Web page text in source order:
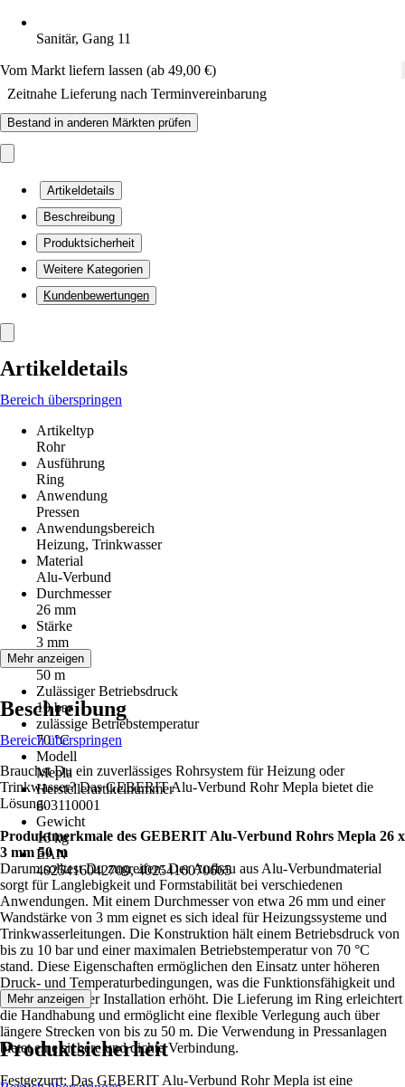
Sanitär, Gang 11
Vom Markt liefern lassen (ab 49,00 €)
Zeitnahe Lieferung nach Terminvereinbarung
Bestand in anderen Märkten prüfen
Artikeldetails
Beschreibung
Produktsicherheit
Weitere Kategorien
Kundenbewertungen
Artikeldetails
Bereich überspringen
Artikeltyp
Rohr
Ausführung
Ring
Anwendung
Pressen
Anwendungsbereich
Heizung, Trinkwasser
Material
Alu-Verbund
Durchmesser
26 mm
Stärke
3 mm
Länge
50 m
Zulässiger Betriebsdruck
10 bar
zulässige Betriebstemperatur
70 °C
Modell
Mepla
Herstellerartikelnummer
603110001
Gewicht
16 kg
EAN
4025416042709, 4025416070665
Mehr anzeigen
Beschreibung
Bereich überspringen
Brauchst Du ein zuverlässiges Rohrsystem für Heizung oder
Trinkwasser? Das GEBERIT Alu-Verbund Rohr Mepla bietet die
Lösung.
Produktmerkmale des GEBERIT Alu-Verbund Rohrs Mepla 26 x
3 mm 50 m
Darum solltest Du zugreifen: Der Aufbau aus Alu-Verbundmaterial
sorgt für Langlebigkeit und Formstabilität bei verschiedenen
Anwendungen. Mit einem Durchmesser von etwa 26 mm und einer
Wandstärke von 3 mm eignet es sich ideal für Heizungssysteme und
Trinkwasserleitungen. Die Konstruktion hält einem Betriebsdruck von
bis zu 10 bar und einer maximalen Betriebstemperatur von 70 °C
stand. Diese Eigenschaften ermöglichen den Einsatz unter höheren
Druck- und Temperaturbedingungen, was die Funktionsfähigkeit und
Sicherheit bei der Installation erhöht. Die Lieferung im Ring erleichtert
die Handhabung und ermöglicht eine flexible Verlegung auch über
längere Strecken von bis zu 50 m. Die Verwendung in Pressanlagen
bietet eine sichere und dichte Verbindung.
Festgezurrt: Das GEBERIT Alu-Verbund Rohr Mepla ist eine
Mehr anzeigen
Produktsicherheit